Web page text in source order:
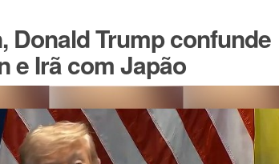
Donald Trump confunde
e Irã com Japão